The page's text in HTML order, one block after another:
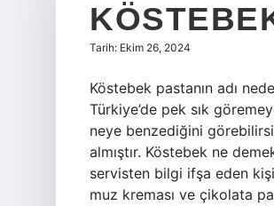
Tarih: Ekim 26, 2024
Köstebek pastanın adı
Türkiye’de pek sık
neye benzediğini
almıştır. Köstebek ne
servisten bilgi ifşa eden
muz kreması ve çikolata